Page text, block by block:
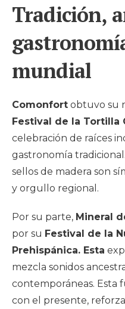
Tradición,
mundial
Comonfort obtuvo su
Festival de la Tortilla
celebración de raíces
gastronomía
sellos de madera son
y orgullo regional.
Por su parte, Mineral
por su Festival de la
Prehispánica. Esta
mezcla sonidos
contemporáneas. Esta
con el presente,